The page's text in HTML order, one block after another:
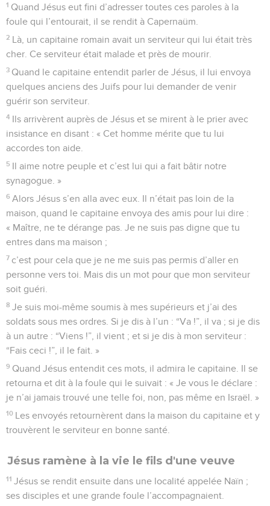
1 Quand Jésus eut fini d’adresser toutes ces paroles à la
foule qui l’entourait, il se rendit à Capernaüm.
2 Là, un capitaine romain avait un serviteur qui lui était très
cher. Ce serviteur était malade et près de mourir.
3 Quand le capitaine entendit parler de Jésus, il lui envoya
quelques anciens des Juifs pour lui demander de venir
guérir son serviteur.
4 Ils arrivèrent auprès de Jésus et se mirent à le prier avec
insistance en disant : « Cet homme mérite que tu lui
accordes ton aide.
5 Il aime notre peuple et c’est lui qui a fait bâtir notre
synagogue. »
6 Alors Jésus s’en alla avec eux. Il n’était pas loin de la
maison, quand le capitaine envoya des amis pour lui dire :
« Maître, ne te dérange pas. Je ne suis pas digne que tu
entres dans ma maison ;
7 c’est pour cela que je ne me suis pas permis d’aller en
personne vers toi. Mais dis un mot pour que mon serviteur
soit guéri.
8 Je suis moi-même soumis à mes supérieurs et j’ai des
soldats sous mes ordres. Si je dis à l’un : “Va !”, il va ; si je dis
à un autre : “Viens !”, il vient ; et si je dis à mon serviteur :
“Fais ceci !”, il le fait. »
9 Quand Jésus entendit ces mots, il admira le capitaine. Il se
retourna et dit à la foule qui le suivait : « Je vous le déclare :
je n’ai jamais trouvé une telle foi, non, pas même en Israël. »
10 Les envoyés retournèrent dans la maison du capitaine et y
trouvèrent le serviteur en bonne santé.
Jésus ramène à la vie le fils d'une veuve
11 Jésus se rendit ensuite dans une localité appelée Naïn ;
ses disciples et une grande foule l’accompagnaient.